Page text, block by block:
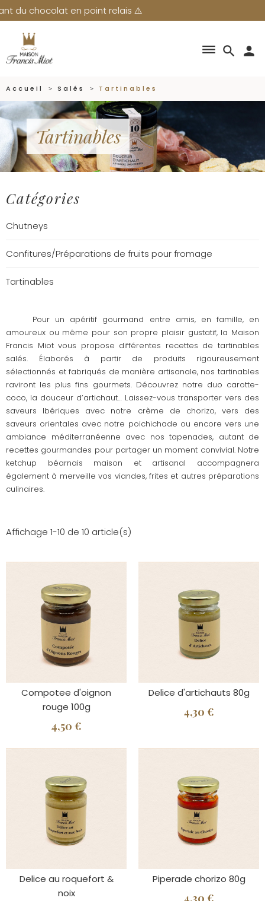
en point relais ⚠️
search
dehaze person
Accueil Salés Tartinables
Tartinables
Catégories
Chutneys
Confitures/Préparations de fruits pour fromage
Tartinables
Pour un apéritif gourmand entre amis, en famille, en
amoureux ou même pour son propre plaisir gustatif, la Maison
Francis Miot vous propose différentes recettes de tartinables
salés. Élaborés à partir de produits rigoureusement
sélectionnés et fabriqués de manière artisanale, nos tartinables
raviront les plus fins gourmets. Découvrez notre duo carotte-
coco, la douceur d’artichaut… Laissez-vous transporter vers des
saveurs Ibériques avec notre crème de chorizo, vers des
saveurs orientales avec notre poichichade ou encore vers une
ambiance méditerranéenne avec nos tapenades, autant de
recettes gourmandes pour partager un moment convivial. Notre
ketchup béarnais maison et artisanal accompagnera
également à merveille vos viandes, frites et autres préparations
culinaires.
Affichage 1-10 de 10 article(s)
Compotee d'oignon
rouge 100g
4,50 €
Delice d'artichauts 80g
4,30 €
Delice au roquefort &
noix
Piperade chorizo 80g
4,30 €